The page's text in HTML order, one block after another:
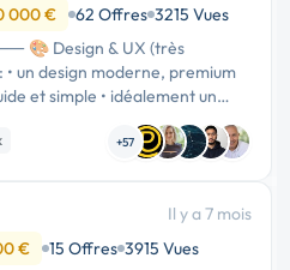
000 € 62 Offres 3215 Vues
🎨 Design & UX (très
un design moderne, premium
et simple • idéalement un
sensibilité design Un aperçu
+57
Il y a 7 mois
€ 15 Offres 3915 Vues